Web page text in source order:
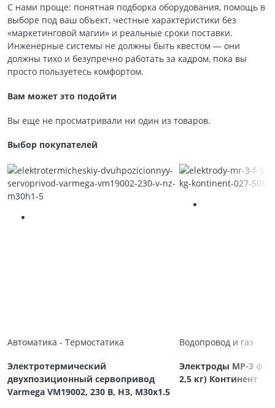
С нами проще: понятная подборка оборудования, помощь в
выборе под ваш объект, честные характеристики без
«маркетинговой магии» и реальные сроки поставки.
Инженерные системы не должны быть квестом — они
должны тихо и безупречно работать за кадром, пока вы
просто пользуетесь комфортом.
Вам может это подойти
Вы еще не просматривали ни один из товаров.
Выбор покупателей
Автоматика - Термостатика
Электротермический
двухпозиционный сервопривод
Varmega VM19002, 230 В, НЗ, M30х1.5
Водопровод и газ
Электроды МР-3 ф
2,5 кг) Континент